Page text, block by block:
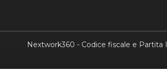
Nextwork360 - Codice fiscale e Partita